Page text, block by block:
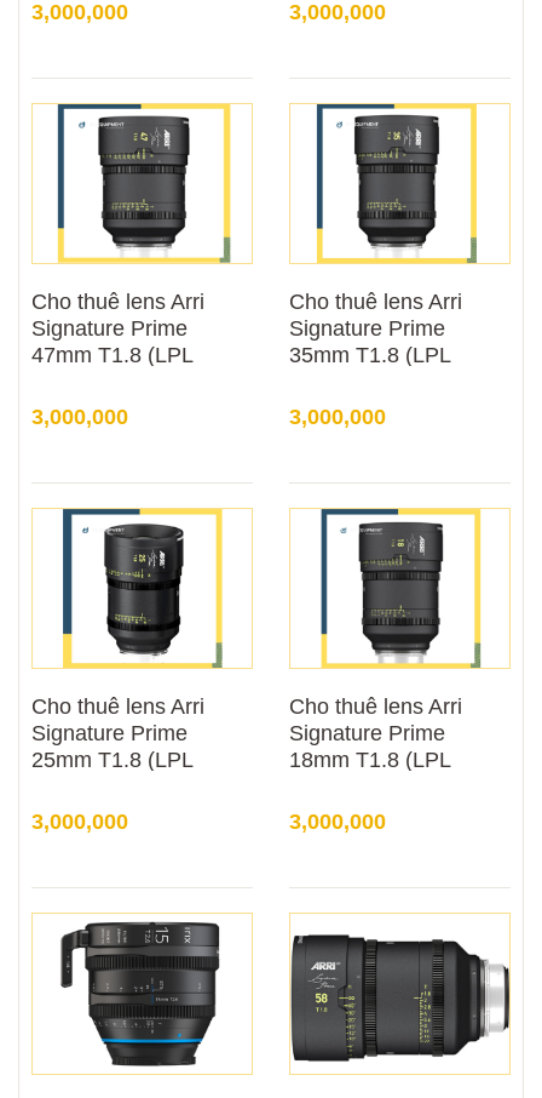
3,000,000
3,000,000
Cho thuê lens Arri
Signature Prime
47mm T1.8 (LPL
3,000,000
Cho thuê lens Arri
Signature Prime
35mm T1.8 (LPL
3,000,000
Cho thuê lens Arri
Signature Prime
25mm T1.8 (LPL
3,000,000
Cho thuê lens Arri
Signature Prime
18mm T1.8 (LPL
3,000,000